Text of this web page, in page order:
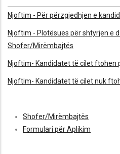
Njoftim - Për përzgjedhjen e
Njoftim - Plotësues për shtyrjen e
Shofer/Mirëmbajtës
Njoftim- Kandidatet të cilet ftohen
Njoftim- Kandidatet të cilet nuk
Shofer/Mirëmbajtës
Formulari për Aplikim